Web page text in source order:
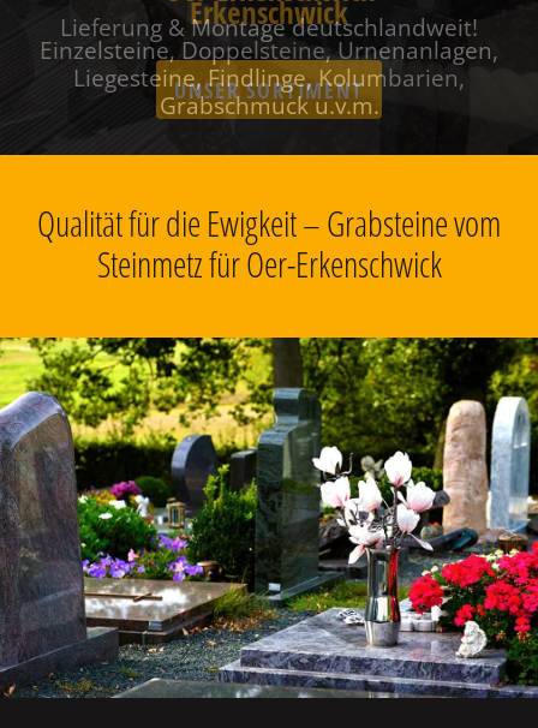
Erkenschwick
Einzelsteine, Doppelsteine, Urnenanlagen,
Liegesteine, Findlinge, Kolumbarien,
Grabschmuck u.v.m.
Qualität für die Ewigkeit – Grabsteine vom
Steinmetz für Oer-Erkenschwick